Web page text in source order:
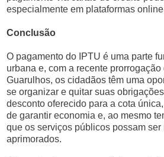
especialmente em plataformas
Conclusão
O pagamento do IPTU é uma parte
urbana e, com a recente prorrogação
Guarulhos, os cidadãos têm uma
se organizar e quitar suas
desconto oferecido para a cota
de garantir economia e, ao mesmo
que os serviços públicos possam ser
aprimorados.